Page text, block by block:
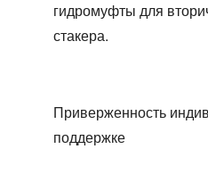
гидромуфты для
стакера.
Приверженность
поддержке